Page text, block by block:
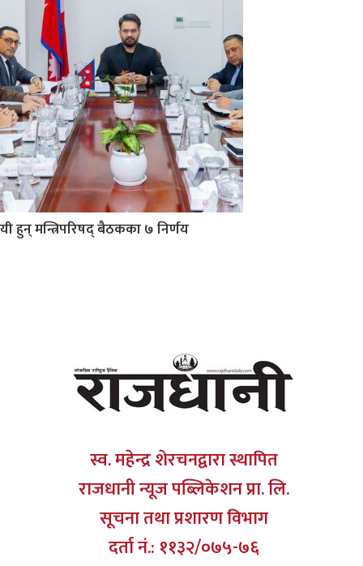
यी हुन् मन्त्रिपरिषद् बैठकका ७ निर्णय
स्व. महेन्द्र शेरचनद्वारा स्थापित
राजधानी न्यूज पब्लिकेशन प्रा. लि.
सूचना तथा प्रशारण विभाग
दर्ता नं.: ११३२/०७५-७६